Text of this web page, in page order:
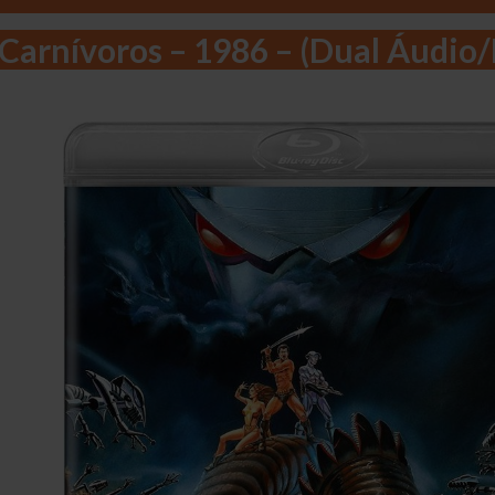
– 1986 – (Dual